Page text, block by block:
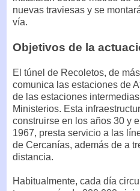
nuevas traviesas y se
vía.
Objetivos de la
El túnel de Recoletos, de
comunica las estaciones de
de las estaciones
Ministerios. Esta
construirse en los años 30 y
1967, presta servicio a las
de Cercanías, además de a
distancia.
Habitualmente, cada día